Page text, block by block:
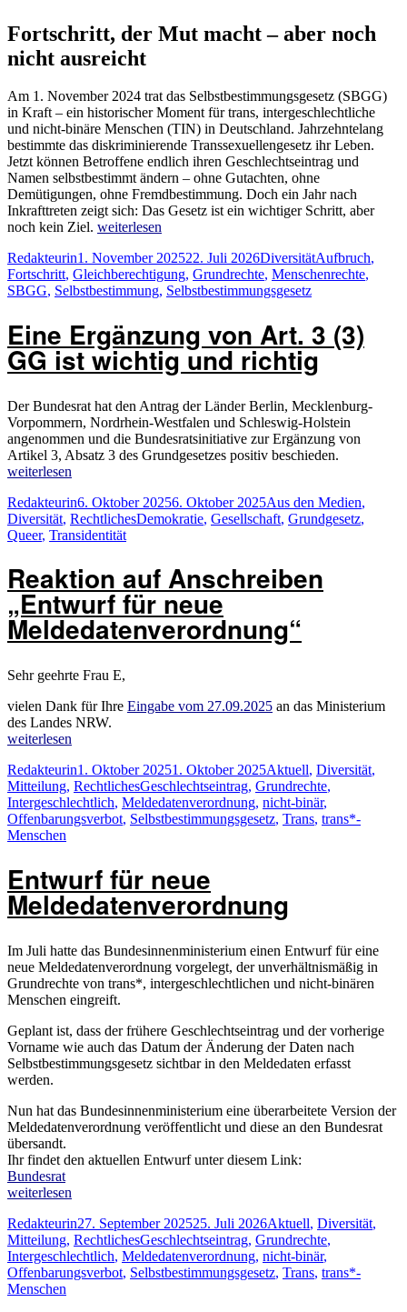
Fortschritt, der Mut macht – aber noch
nicht ausreicht
Am 1. November 2024 trat das Selbstbestimmungsgesetz (SBGG)
in Kraft – ein historischer Moment für trans, intergeschlechtliche
und nicht-binäre Menschen (TIN) in Deutschland. Jahrzehntelang
bestimmte das diskriminierende Transsexuellengesetz ihr Leben.
Jetzt können Betroffene endlich ihren Geschlechtseintrag und
Namen selbstbestimmt ändern – ohne Gutachten, ohne
Demütigungen, ohne Fremdbestimmung. Doch ein Jahr nach
Inkrafttreten zeigt sich: Das Gesetz ist ein wichtiger Schritt, aber
noch kein Ziel. „Ein
Selbstbestimmungsgesetz
SBGG“
weiterlesen
Autor
RedakteurinVeröffentlicht
am
1. November 202522. Juli 2026Kategorien
DiversitätSchlagwörter
Aufbruch,
Fortschritt, Gleichberechtigung, Grundrechte, Menschenrechte,
SBGG, Selbstbestimmung, Selbstbestimmungsgesetz
Eine Ergänzung von Art. 3 (3)
GG ist wichtig und richtig
Der Bundesrat hat den Antrag der Länder Berlin, Mecklenburg-
Vorpommern, Nordrhein-Westfalen und Schleswig-Holstein
angenommen und die Bundesratsinitiative zur Ergänzung von
Artikel 3, Absatz 3 des Grundgesetzes positiv beschieden.
„Eine
von
Art.
3
GG
ist
wichtig
und
richtig“
weiterlesen
Autor
RedakteurinVeröffentlicht
am
6. Oktober 20256. Oktober 2025Kategorien
Aus den Medien,
Diversität, RechtlichesSchlagwörter
Demokratie, Gesellschaft, Grundgesetz,
Queer, Transidentität
Reaktion auf Anschreiben
„Entwurf für neue
Meldedatenverordnung“
Sehr geehrte Frau E,
vielen Dank für Ihre Eingabe vom 27.09.2025 an das Ministerium
des Landes NRW.
„Reaktion
Anschreiben
„Entwurf
für
neue
Meldedatenverordnung““
weiterlesen
Autor
RedakteurinVeröffentlicht
am
1. Oktober 20251. Oktober 2025Kategorien
Aktuell, Diversität,
Mitteilung, RechtlichesSchlagwörter
Geschlechtseintrag, Grundrechte,
Intergeschlechtlich, Meldedatenverordnung, nicht-binär,
Offenbarungsverbot, Selbstbestimmungsgesetz, Trans, trans*-
Menschen
Entwurf für neue
Meldedatenverordnung
Im Juli hatte das Bundesinnenministerium einen Entwurf für eine
neue Meldedatenverordnung vorgelegt, der unverhältnismäßig in
Grundrechte von trans*, intergeschlechtlichen und nicht-binären
Menschen eingreift.
Geplant ist, dass der frühere Geschlechtseintrag und der vorherige
Vorname wie auch das Datum der Änderung der Daten nach
Selbstbestimmungsgesetz sichtbar in den Meldedaten erfasst
werden.
Nun hat das Bundesinnenministerium eine überarbeitete Version der
Meldedatenverordnung veröffentlicht und diese an den Bundesrat
übersandt.
Ihr findet den aktuellen Entwurf unter diesem Link:
Bundesrat
„Entwurf
neue
Meldedatenverordnung“
weiterlesen
Autor
RedakteurinVeröffentlicht
am
27. September 202525. Juli 2026Kategorien
Aktuell, Diversität,
Mitteilung, RechtlichesSchlagwörter
Geschlechtseintrag, Grundrechte,
Intergeschlechtlich, Meldedatenverordnung, nicht-binär,
Offenbarungsverbot, Selbstbestimmungsgesetz, Trans, trans*-
Menschen